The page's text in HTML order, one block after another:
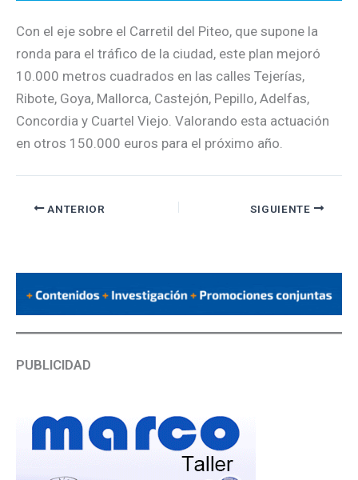
Con el eje sobre el Carretil del Piteo, que supone la
ronda para el tráfico de la ciudad, este plan mejoró
10.000 metros cuadrados en las calles Tejerías,
Ribote, Goya, Mallorca, Castejón, Pepillo, Adelfas,
Concordia y Cuartel Viejo. Valorando esta actuación
en otros 150.000 euros para el próximo año.
ANTERIOR SIGUIENTE
PUBLICIDAD